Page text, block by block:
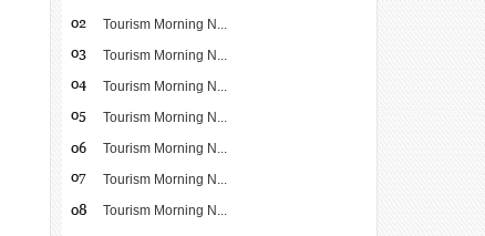
Tourism Morning N...
Tourism Morning N...
Tourism Morning N...
Tourism Morning N...
Tourism Morning N...
Tourism Morning N...
Tourism Morning N...